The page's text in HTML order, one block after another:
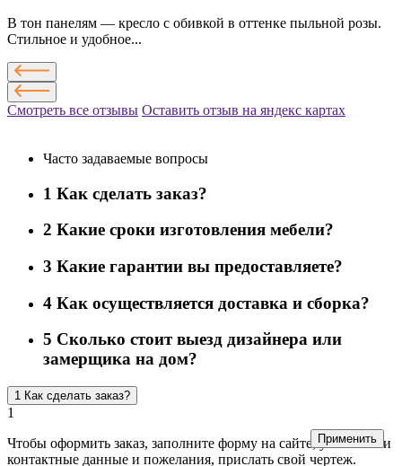
Применить
В тон панелям — кресло с обивкой в оттенке пыльной розы.
Стильное и удобное...
Смотреть все отзывы Оставить отзыв на яндекс картах
Часто задаваемые вопросы
1 Как сделать заказ?
2 Какие сроки изготовления мебели?
3 Какие гарантии вы предоставляете?
4 Как осуществляется доставка и сборка?
5 Сколько стоит выезд дизайнера или
замерщика на дом?
1 Как сделать заказ?
1
Чтобы оформить заказ, заполните форму на сайте, указав свои
контактные данные и пожелания, прислать свой чертеж.